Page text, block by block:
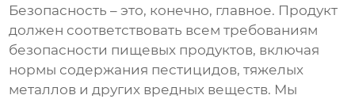
Безопасность – это, конечно, главное. Продукт
должен соответствовать всем требованиям
безопасности пищевых продуктов, включая
нормы содержания пестицидов, тяжелых
металлов и других вредных веществ. Мы